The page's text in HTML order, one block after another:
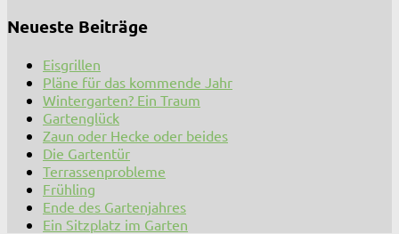
Neueste Beiträge
Eisgrillen
Pläne für das kommende Jahr
Wintergarten? Ein Traum
Gartenglück
Zaun oder Hecke oder beides
Die Gartentür
Terrassenprobleme
Frühling
Ende des Gartenjahres
Ein Sitzplatz im Garten